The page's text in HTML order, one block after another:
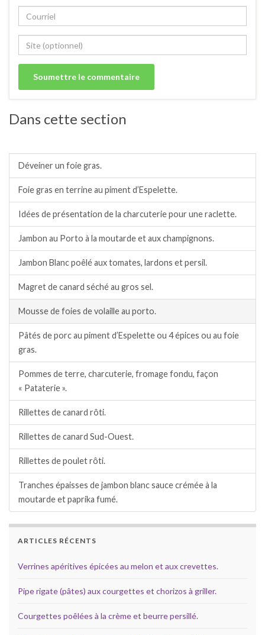
Dans cette section
Déveiner un foie gras.
Foie gras en terrine au piment d’Espelette.
Idées de présentation de la charcuterie pour une raclette.
Jambon au Porto à la moutarde et aux champignons.
Jambon Blanc poêlé aux tomates, lardons et persil.
Magret de canard séché au gros sel.
Mousse de foies de volaille au porto.
Pâtés de porc au piment d’Espelette ou 4 épices ou au foie
gras.
Pommes de terre, charcuterie, fromage fondu, façon
« Pataterie ».
Rillettes de canard rôti.
Rillettes de canard Sud-Ouest.
Rillettes de poulet rôti.
Tranches épaisses de jambon blanc sauce crémée à la
moutarde et paprika fumé.
ARTICLES RÉCENTS
Verrines apéritives épicées au melon et aux crevettes.
Pipe rigate (pâtes) aux courgettes et chorizos à griller.
Courgettes poêlées à la crème et beurre persillé.